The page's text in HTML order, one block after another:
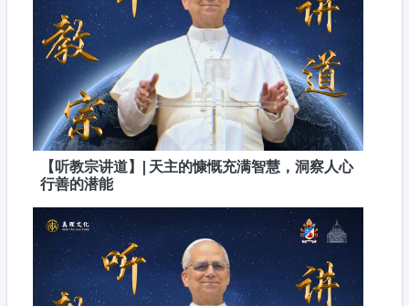
【听教宗讲道】| 天主的慷慨充满智慧，洞察人心
行善的潜能